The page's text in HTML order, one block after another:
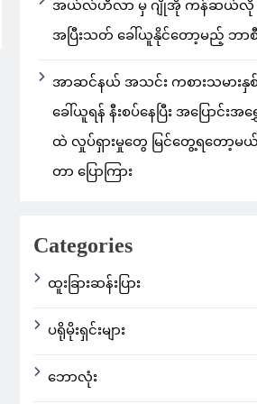
အယ်လ်ဟီလာ မှ ဂျိုအို ကန်ဆယ်လို
အပြီးသတ် ခေါ်ယူနိုင်တော့မည့် ဘာ
အာဆင်နယ် အသင်း ကစားသမားနှ
ခေါ်ယူရန် နီးစပ်နေပြီး အပြောင်း
ထဲ လှုပ်ရှားမှုတွေ မြင်တွေ့ရတော့
တာ ပြောကြား
Categories
ထူးခြားဆန်းပြား
ပရိုမိုးရှင်းများ
ဘောလုံး